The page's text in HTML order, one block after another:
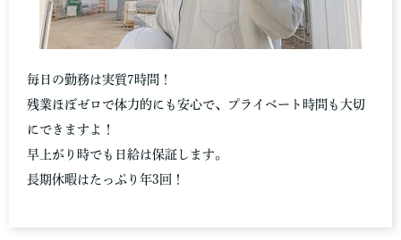
毎日の勤務は実質7時間！
残業ほぼゼロで体力的にも安心で、プライベート時間も大切
にできますよ！
早上がり時でも日給は保証します。
長期休暇はたっぷり年3回！